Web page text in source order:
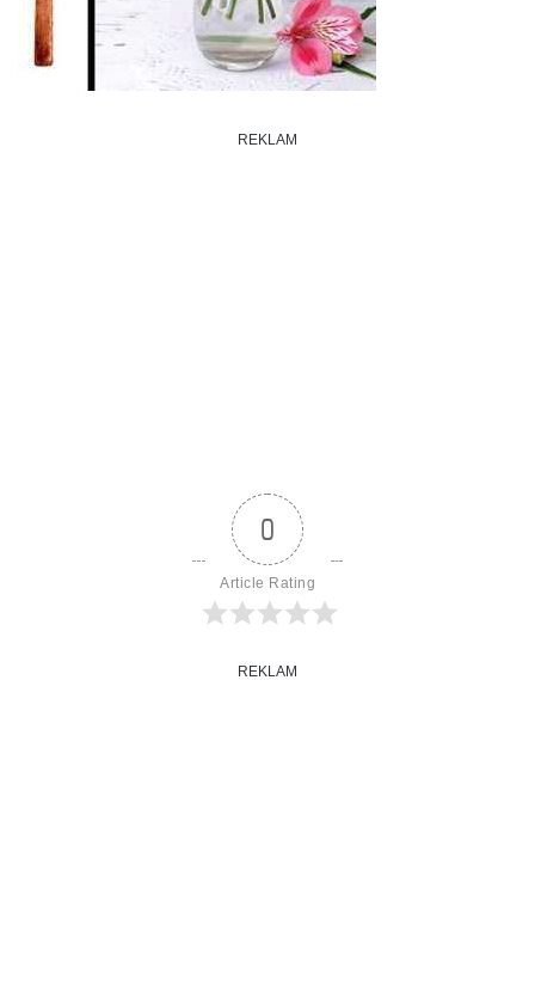
REKLAM
0
Article Rating
REKLAM